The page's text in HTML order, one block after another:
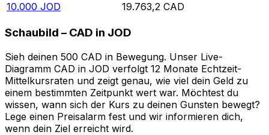
10.000 JOD 19.763,2 CAD
Schaubild – CAD in JOD
Sieh deinen 500 CAD in Bewegung. Unser Live-
Diagramm CAD in JOD verfolgt 12 Monate Echtzeit-
Mittelkursraten und zeigt genau, wie viel dein Geld zu
einem bestimmten Zeitpunkt wert war. Möchtest du
wissen, wann sich der Kurs zu deinen Gunsten bewegt?
Lege einen Preisalarm fest und wir informieren dich,
wenn dein Ziel erreicht wird.